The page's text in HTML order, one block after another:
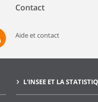
Contact
Aide et contact
L'INSEE ET LA